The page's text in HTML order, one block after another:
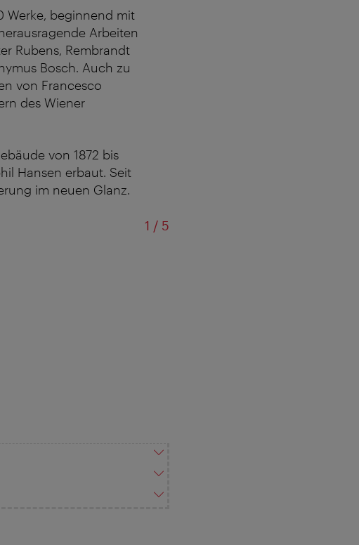
Werke, beginnend mit
Arbeiten
Rubens, Rembrandt
Bosch. Auch zu
von Francesco
des Wiener
von 1872 bis
Hansen erbaut. Seit
im neuen Glanz.
1 /von
5